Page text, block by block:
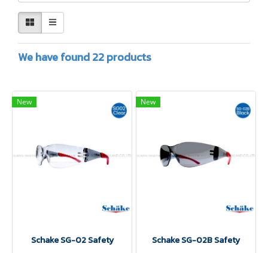
We have found 22 products
New
Schake SG-02 Safety
New
Schake SG-02B Safety